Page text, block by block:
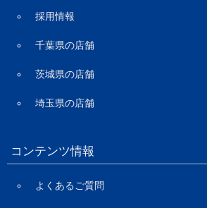
採用情報
千葉県の店舗
茨城県の店舗
埼玉県の店舗
コンテンツ情報
よくあるご質問